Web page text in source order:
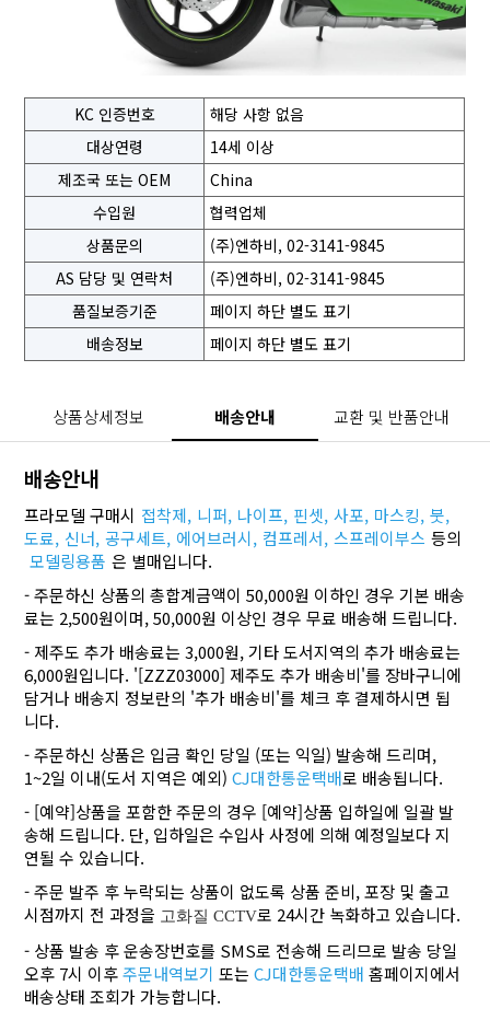
KC 인증번호
해당 사항 없음
대상연령
14세 이상
제조국 또는 OEM
China
수입원
협력업체
상품문의
(주)엔하비, 02-3141-9845
AS 담당 및 연락처
(주)엔하비, 02-3141-9845
품질보증기준
페이지 하단 별도 표기
배송정보
페이지 하단 별도 표기
상품상세정보 배송안내 교환 및 반품안내
배송안내
프라모델 구매시 접착제, 니퍼, 나이프, 핀셋, 사포, 마스킹, 붓,
도료, 신너, 공구세트, 에어브러시, 컴프레서, 스프레이부스 등의
모델링용품 은 별매입니다.
- 주문하신 상품의 총합계금액이 50,000원 이하인 경우 기본 배송
료는 2,500원이며, 50,000원 이상인 경우 무료 배송해 드립니다.
- 제주도 추가 배송료는 3,000원, 기타 도서지역의 추가 배송료는
6,000원입니다. '[ZZZ03000] 제주도 추가 배송비'를 장바구니에
담거나 배송지 정보란의 '추가 배송비'를 체크 후 결제하시면 됩
니다.
- 주문하신 상품은 입금 확인 당일 (또는 익일) 발송해 드리며,
1~2일 이내(도서 지역은 예외)CJ대한통운택배로 배송됩니다.
- [예약]상품을 포함한 주문의 경우 [예약]상품 입하일에 일괄 발
송해 드립니다. 단, 입하일은 수입사 사정에 의해 예정일보다 지
연될 수 있습니다.
- 주문 발주 후 누락되는 상품이 없도록 상품 준비, 포장 및 출고
시점까지 전 과정을 고화질 CCTV로 24시간 녹화하고 있습니다.
- 상품 발송 후 운송장번호를 SMS로 전송해 드리므로 발송 당일
오후 7시 이후주문내역보기 또는CJ대한통운택배 홈페이지에서
배송상태 조회가 가능합니다.